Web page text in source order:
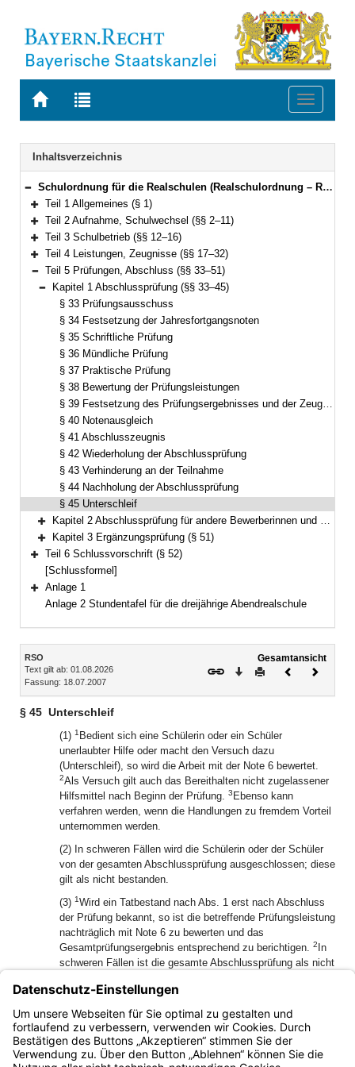
Zur
BAYERN.RECHT
Zur
letzten
Suche
Toggle
Navigation
Inhaltsverzeichnis
Bereich reduzieren
Schulordnung für die Realschulen (Realschulordnung – RSO) Vom 18. Juli 2007 (GVBl. S. 458, ber. S. 585) BayRS 2234-2-K (§§ 1–52)
Bereich erweitern
Teil 1 Allgemeines (§ 1)
Bereich erweitern
Teil 2 Aufnahme, Schulwechsel (§§ 2–11)
Bereich erweitern
Teil 3 Schulbetrieb (§§ 12–16)
Bereich erweitern
Teil 4 Leistungen, Zeugnisse (§§ 17–32)
Bereich reduzieren
Teil 5 Prüfungen, Abschluss (§§ 33–51)
Bereich reduzieren
Kapitel 1 Abschlussprüfung (§§ 33–45)
§ 33 Prüfungsausschuss
§ 34 Festsetzung der Jahresfortgangsnoten
§ 35 Schriftliche Prüfung
§ 36 Mündliche Prüfung
§ 37 Praktische Prüfung
§ 38 Bewertung der Prüfungsleistungen
§ 39 Festsetzung des Prüfungsergebnisses und der Zeugnisnoten
§ 40 Notenausgleich
§ 41 Abschlusszeugnis
§ 42 Wiederholung der Abschlussprüfung
§ 43 Verhinderung an der Teilnahme
§ 44 Nachholung der Abschlussprüfung
§ 45 Unterschleif
Bereich erweitern
Kapitel 2 Abschlussprüfung für andere Bewerberinnen und Bewerber (§§ 46–50)
Bereich erweitern
Kapitel 3 Ergänzungsprüfung (§ 51)
Bereich erweitern
Teil 6 Schlussvorschrift (§ 52)
[Schlussformel]
Bereich erweitern
Anlage 1
Anlage 2 Stundentafel für die dreijährige Abendrealschule
Inhalt
RSO
Text gilt ab: 01.08.2026
Fassung: 18.07.2007
Gesamtansicht
Download
DruckenVorheriges
§ 45 Unterschleif
(1) 1 Bedient sich eine Schülerin oder ein Schüler
unerlaubter Hilfe oder macht den Versuch dazu
(Unterschleif), so wird die Arbeit mit der Note 6 bewertet.
2Als Versuch gilt auch das Bereithalten nicht zugelassener
Hilfsmittel nach Beginn der Prüfung. 3 Ebenso kann
verfahren werden, wenn die Handlungen zu fremdem Vorteil
unternommen werden.
(2) In schweren Fällen wird die Schülerin oder der Schüler
von der gesamten Abschlussprüfung ausgeschlossen; diese
gilt als nicht bestanden.
(3) 1Wird ein Tatbestand nach Abs. 1 erst nach Abschluss
der Prüfung bekannt, so ist die betreffende Prüfungsleistung
nachträglich mit Note 6 zu bewerten und das
Gesamtprüfungsergebnis entsprechend zu berichtigen. 2 In
schweren Fällen ist die gesamte Abschlussprüfung als nicht
einzuziehen.
(4) Die Entscheidung in den Fällen der Abs. 1 bis 3 trifft der
Prüfungsausschuss.